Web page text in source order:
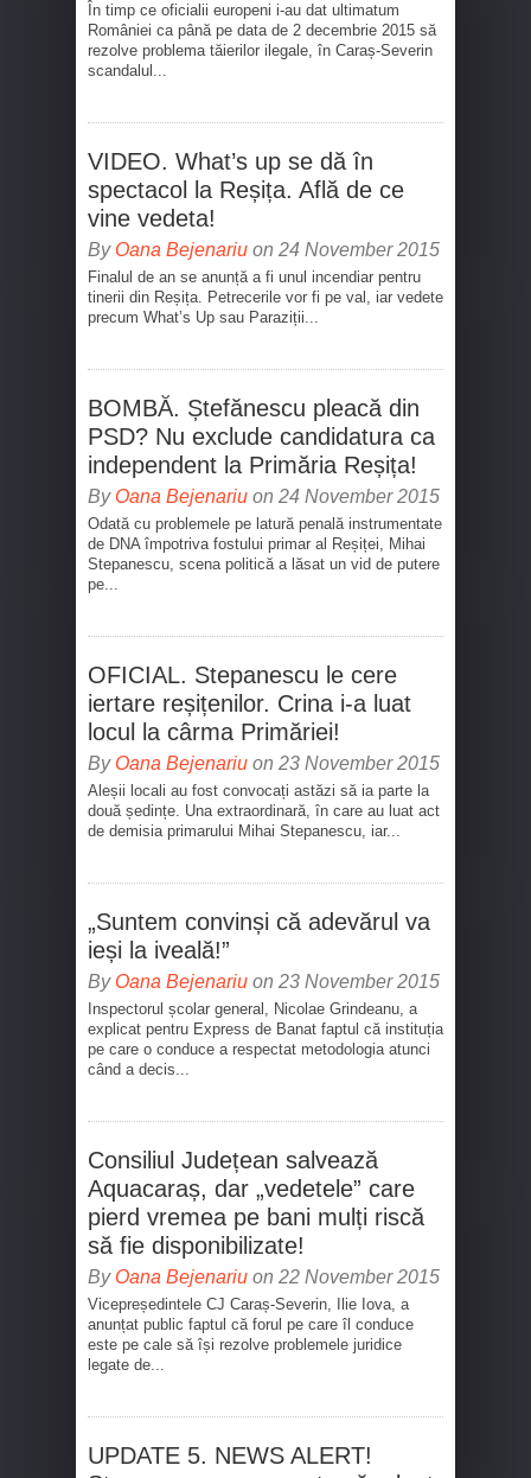
În timp ce oficialii europeni i-au dat ultimatum
României ca până pe data de 2 decembrie 2015 să
rezolve problema tăierilor ilegale, în Caraș-Severin
scandalul...
VIDEO. What’s up se dă în
spectacol la Reșița. Află de ce
vine vedeta!
By Oana Bejenariu on 24 November 2015
Finalul de an se anunță a fi unul incendiar pentru
tinerii din Reșița. Petrecerile vor fi pe val, iar vedete
precum What’s Up sau Paraziții...
BOMBĂ. Ștefănescu pleacă din
PSD? Nu exclude candidatura ca
independent la Primăria Reșița!
By Oana Bejenariu on 24 November 2015
Odată cu problemele pe latură penală instrumentate
de DNA împotriva fostului primar al Reșiței, Mihai
Stepanescu, scena politică a lăsat un vid de putere
pe...
OFICIAL. Stepanescu le cere
iertare reșițenilor. Crina i-a luat
locul la cârma Primăriei!
By Oana Bejenariu on 23 November 2015
Aleșii locali au fost convocați astăzi să ia parte la
două ședințe. Una extraordinară, în care au luat act
de demisia primarului Mihai Stepanescu, iar...
„Suntem convinși că adevărul va
ieși la iveală!”
By Oana Bejenariu on 23 November 2015
Inspectorul școlar general, Nicolae Grindeanu, a
explicat pentru Express de Banat faptul că instituția
pe care o conduce a respectat metodologia atunci
când a decis...
Consiliul Județean salvează
Aquacaraș, dar „vedetele” care
pierd vremea pe bani mulți riscă
să fie disponibilizate!
By Oana Bejenariu on 22 November 2015
Vicepreședintele CJ Caraș-Severin, Ilie Iova, a
anunțat public faptul că forul pe care îl conduce
este pe cale să își rezolve problemele juridice
legate de...
UPDATE 5. NEWS ALERT!